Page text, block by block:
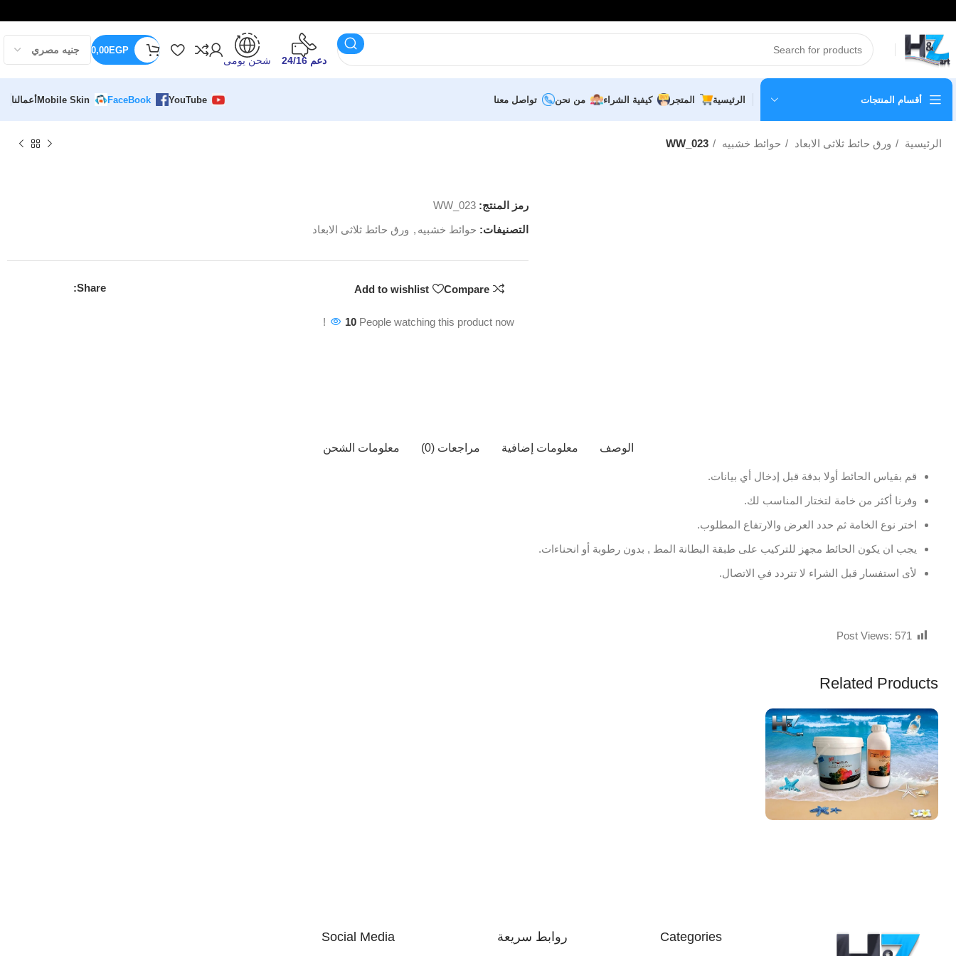
دعم 24/16 شحن يومى
0,00EGP
أقسام المنتجات الرئيسية المتجر كيفية الشراء من نحن تواصل معنا YouTube
FaceBook
Mobile Skinأعمالنا
الرئيسية ورق حائط ثلاثى الابعاد حوائط خشبيه WW_023
رمز المنتج: WW_023
التصنيفات: حوائط خشبيه , ورق حائط ثلاثى الابعاد
Compare
Add to wishlist
Share:
10 People watching this product now!
الوصف معلومات إضافية مراجعات (0) معلومات الشحن
قم بقياس الحائط أولا بدقة قبل إدخال أي بيانات.
وفرنا أكثر من خامة لتختار المناسب لك.
اختر نوع الخامة ثم حدد العرض والارتفاع المطلوب.
يجب ان يكون الحائط مجهز للتركيب على طبقة البطانة المط , بدون رطوبة أو انحناءات.
لأى استفسار قبل الشراء لا تتردد في الاتصال.
Post Views: 571
Related Products
Categories روابط سريعة Social Media